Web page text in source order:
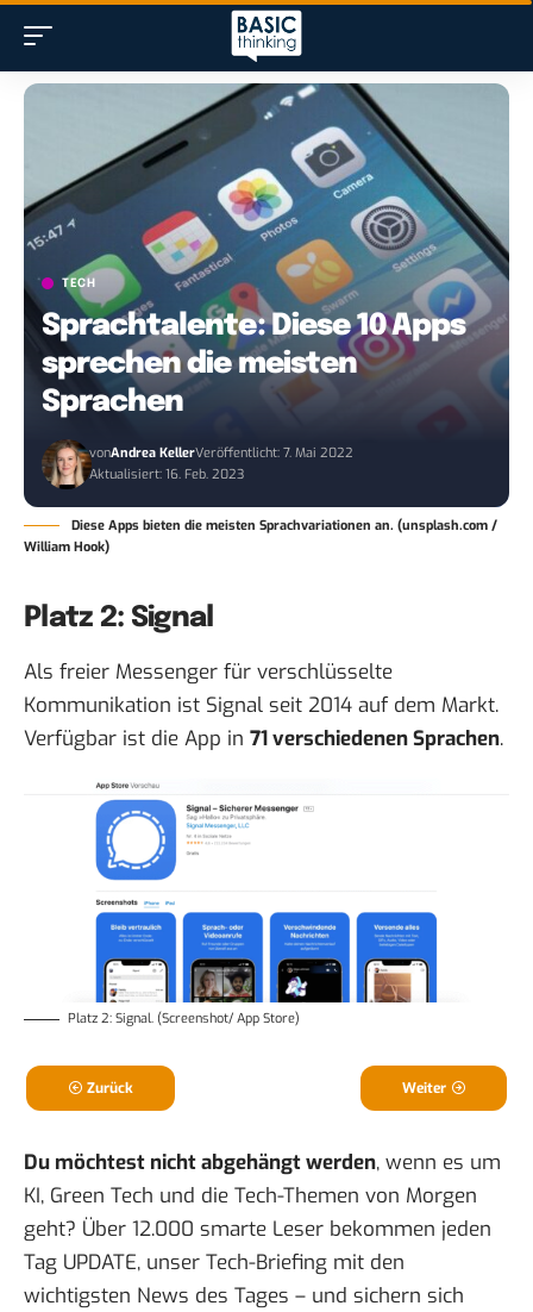
TECH
Sprachtalente: Diese 10 Apps
sprechen die meisten
Sprachen
vonAndrea KellerVeröffentlicht: 7. Mai 2022
Aktualisiert: 16. Feb. 2023
Diese Apps bieten die meisten Sprachvariationen an. (unsplash.com /
William Hook)
Platz 2: Signal
Als freier Messenger für verschlüsselte
Kommunikation ist Signal seit 2014 auf dem Markt.
Verfügbar ist die App in 71 verschiedenen Sprachen.
Platz 2: Signal. (Screenshot/ App Store)
Zurück Weiter
Du möchtest nicht abgehängt werden, wenn es um
KI, Green Tech und die Tech-Themen von Morgen
geht? Über 12.000 smarte Leser bekommen jeden
Tag UPDATE, unser Tech-Briefing mit den
wichtigsten News des Tages – und sichern sich